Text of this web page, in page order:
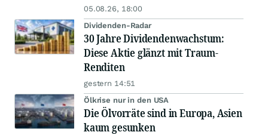
05.08.26, 18:00
Dividenden-Radar
30 Jahre Dividendenwachstum:
Diese Aktie glänzt mit Traum-
Renditen
gestern 14:51
Ölkrise nur in den USA
Die Ölvorräte sind in Europa, Asien
kaum gesunken